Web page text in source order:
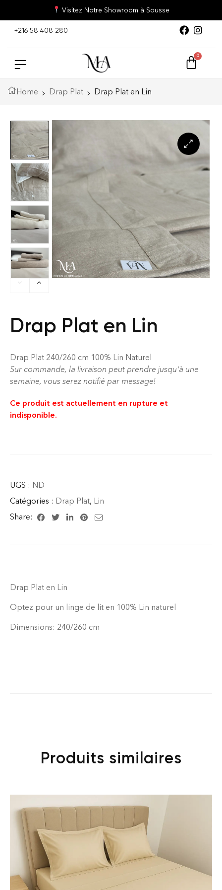
Visitez Notre Showroom à Sousse
+216 58 408 280
Home Drap Plat Drap Plat en Lin
Drap Plat en Lin
Drap Plat 240/260 cm 100% Lin Naturel
Sur commande, la livraison peut prendre jusqu’à une
semaine, vous serez notifié par message!
Ce produit est actuellement en rupture et
indisponible.
UGS : ND
Catégories : Drap Plat, Lin
Share:
Drap Plat en Lin
Optez pour un linge de lit en 100% Lin naturel
Dimensions: 240/260 cm
Produits similaires